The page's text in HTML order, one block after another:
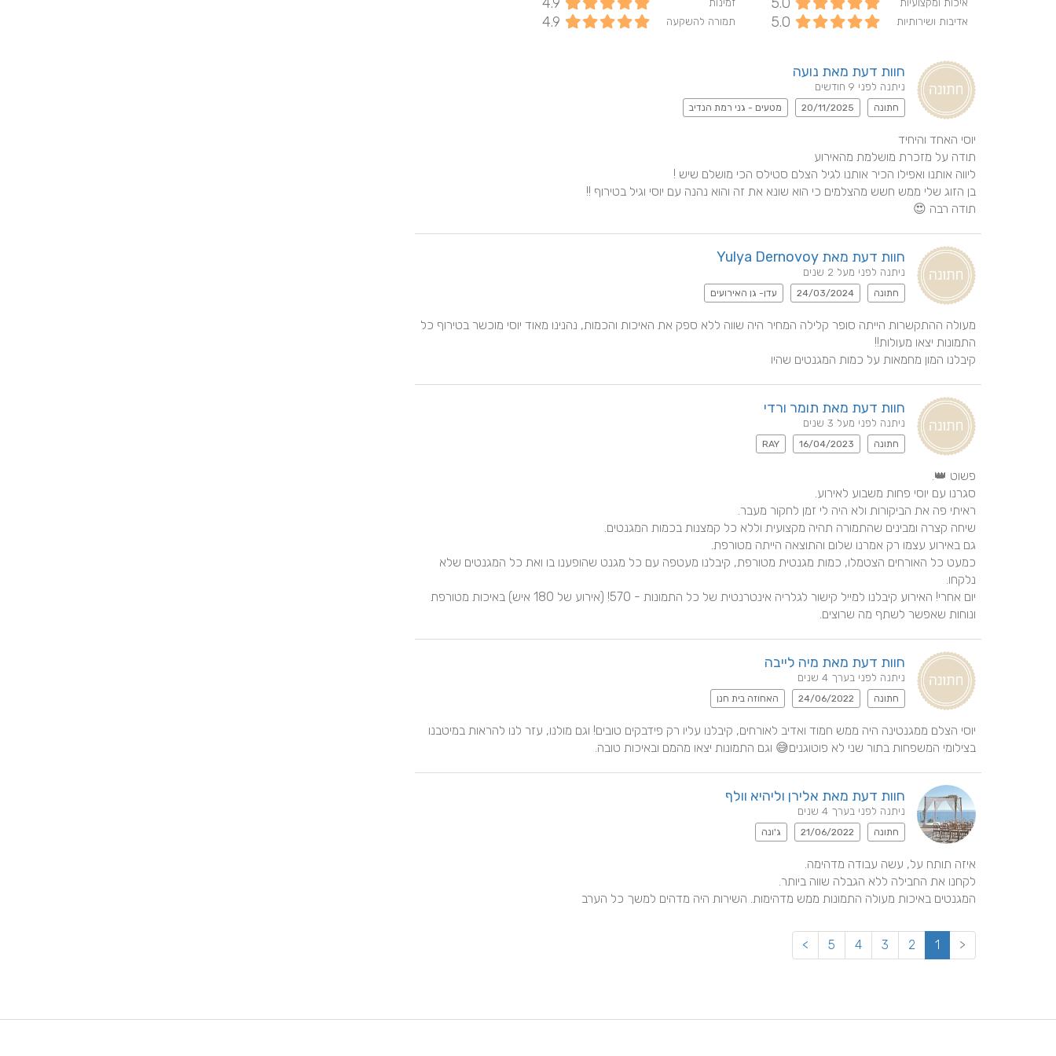
אדיבות ושירותיות 5.0 תמורה להשקעה 4.9
חוות דעת מאת נועה
ניתנה לפני 9 חודשים
חתונה 20/11/2025 מטעים - גני רמת הנדיב
תודה רבה 😍
חוות דעת מאת Yulya Dernovoy
ניתנה לפני מעל 2 שנים
חתונה 24/03/2024 עדן- גן האירועים
קיבלנו המון מחמאות על כמות המגנטים שהיו
חוות דעת מאת תומר ורדי
ניתנה לפני מעל 3 שנים
חתונה 16/04/2023
RAY
ונוחות שאפשר לשתף מה שרוצים.
חוות דעת מאת מיה לייבה
ניתנה לפני בערך 4 שנים
חתונה 24/06/2022 האחוזה בית חנן
בצילומי המשפחות בתור שני לא פוטוגנים😅 וגם התמונות יצאו מהמם ובאיכות טובה.
חוות דעת מאת אלירן וליהיא וולף
ניתנה לפני בערך 4 שנים
חתונה 21/06/2022 ג'ונה
המגנטים באיכות מעולה התמונות ממש מדהימות. השירות היה מדהים למשך כל הערב
<
1
2
3
4
5
>